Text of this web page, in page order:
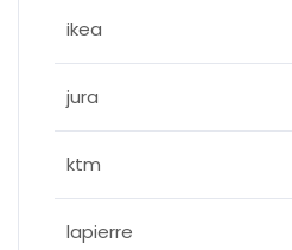
ikea
jura
ktm
lapierre